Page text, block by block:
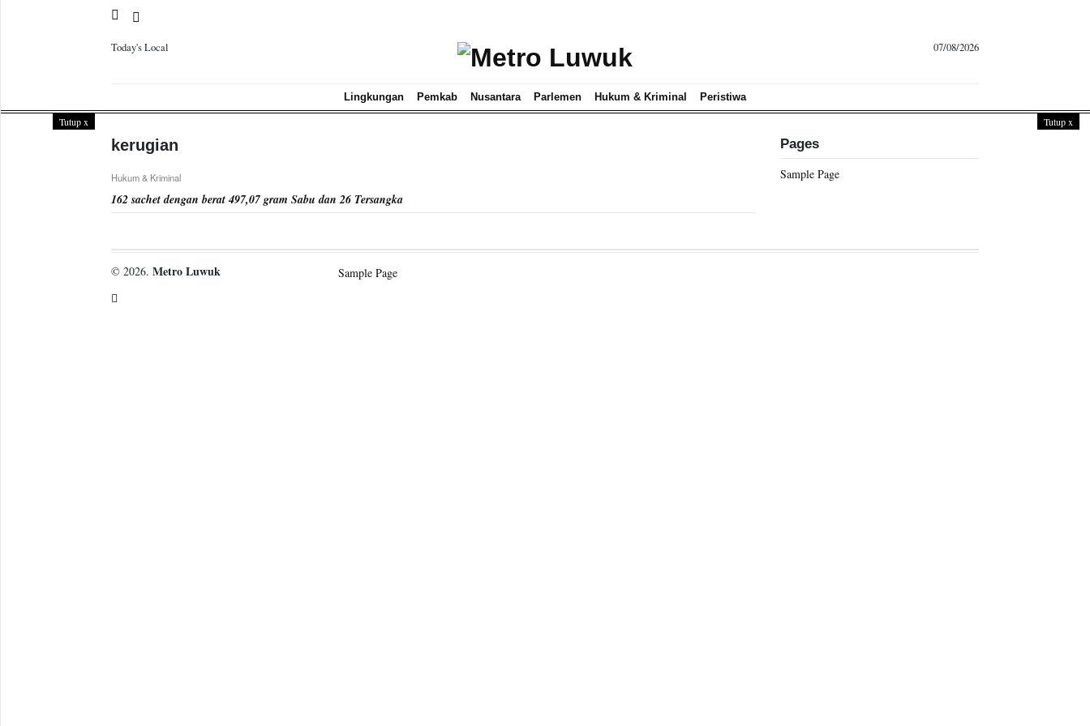
Today's Local 07/08/2026
Lingkungan Pemkab Nusantara Parlemen Hukum & Kriminal Peristiwa
Tutupx Tutupx
kerugian
Hukum & Kriminal
162 sachet dengan berat 497,07 gram Sabu dan 26 Tersangka
Pages
Sample Page
© 2026. Metro Luwuk Sample Page